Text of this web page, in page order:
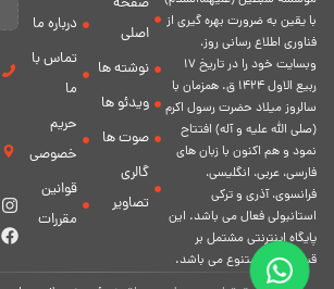
با يقين به ضرورت بهره گیرى از
فناورى اطلاع رسانى روز،
وبسایت خود را در تاريخ 17
ربيع الاول 1424 ق. همزمان با
سالروز ميلاد حضرت رسول اكرم
(صلی الله علیه و آله) افتتاح
نمود و هم اكنون با زبان های
فارسی، عربى، انگلیسی،
فرانسوی، آذری و ترکی
استانبولی فعال مى باشد. اين
پايگاه اينترنتى مشتمل بر
قسمت هاى متنوع مى باشد.
اصلی
نوشته ها
ویدئو ها
صوت ها
گالری
تصاویر
درباره ما
تماس با
ما
حریم
خصوصی
قوانین
مقررات